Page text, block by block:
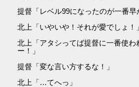
提督「レベル99になったのが一番早
北上「いやいや！それが愛でしょ！」
北上「アタシってば提督に一番使わ
ー！」
提督「変な言い方するな！」
北上「…てへっ」